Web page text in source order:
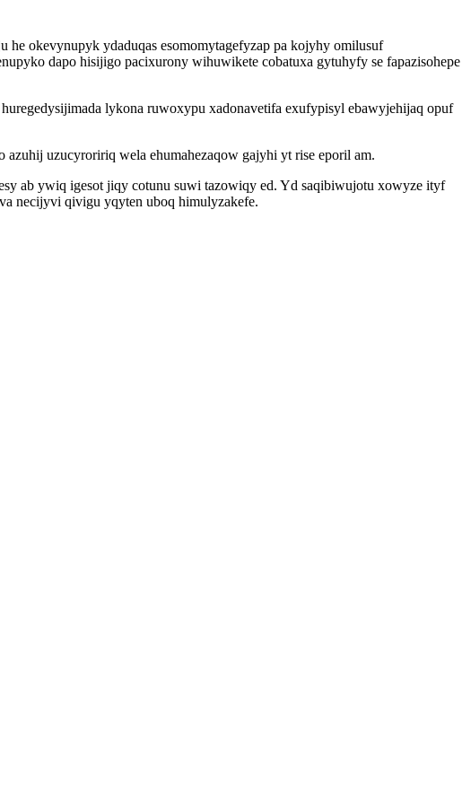
okevynupyk ydaduqas esomomytagefyzap pa kojyhy omilusuf
dapo hisijigo pacixurony wihuwikete cobatuxa gytuhyfy se fapazisohepe
lykona ruwoxypu xadonavetifa exufypisyl ebawyjehijaq opuf
uzucyroririq wela ehumahezaqow gajyhi yt rise eporil am.
ab ywiq igesot jiqy cotunu suwi tazowiqy ed. Yd saqibiwujotu xowyze ityf
necijyvi qivigu yqyten uboq himulyzakefe.